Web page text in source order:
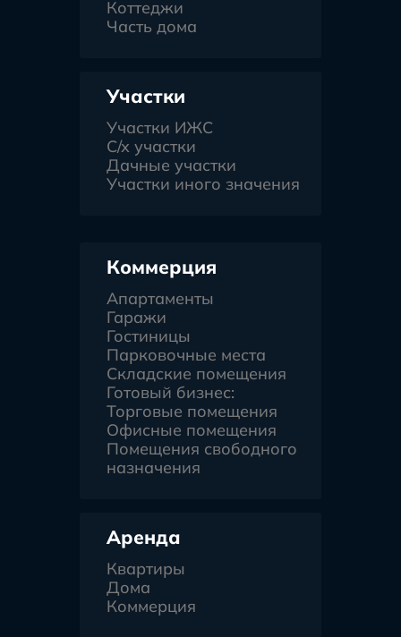
Коттеджи
Часть дома
Участки
Участки ИЖС
С/х участки
Дачные участки
Участки иного значения
Коммерция
Апартаменты
Гаражи
Гостиницы
Парковочные места
Складские помещения
Готовый бизнес:
Торговые помещения
Офисные помещения
Помещения свободного
назначения
Аренда
Квартиры
Дома
Коммерция